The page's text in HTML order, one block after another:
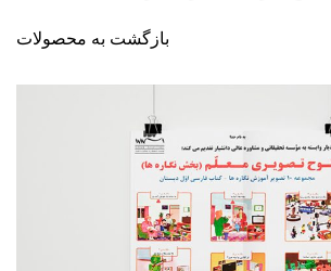
بازگشت به محصولات